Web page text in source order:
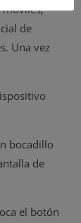
móviles,
de
Una vez
bocadillo
de
el botón